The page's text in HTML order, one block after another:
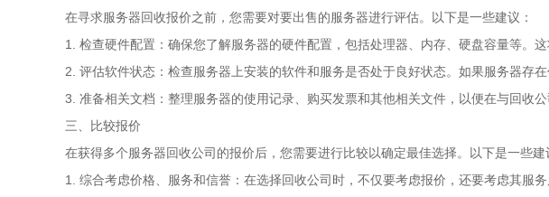
在寻求服务器回收报价之前，您需要对要出售的服务器进行评估。以下是一些建议：
1. 检查硬件配置：确保您了解服务器的硬件配置，包括处理器、内存、硬盘容量等。
2. 评估软件状态：检查服务器上安装的软件和服务是否处于良好状态。如果服务器存
3. 准备相关文档：整理服务器的使用记录、购买发票和其他相关文件，以便在与回收公
三、比较报价
在获得多个服务器回收公司的报价后，您需要进行比较以确定最佳选择。以下是一些建
1. 综合考虑价格、服务和信誉：在选择回收公司时，不仅要考虑报价，还要考虑其服